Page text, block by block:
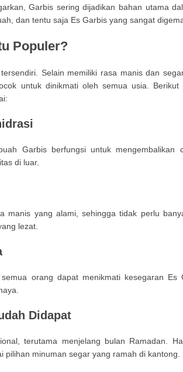
Garbis sering dijadikan bahan utama
dan tentu saja Es Garbis yang sangat
Populer?
Selain memiliki rasa manis dan
untuk dinikmati oleh semua usia. Berikut
Garbis berfungsi untuk mengembalikan
di luar.
manis yang alami, sehingga tidak perlu
lezat.
orang dapat menikmati kesegaran Es
Didapat
terutama menjelang bulan Ramadan.
minuman segar yang ramah di kantong.